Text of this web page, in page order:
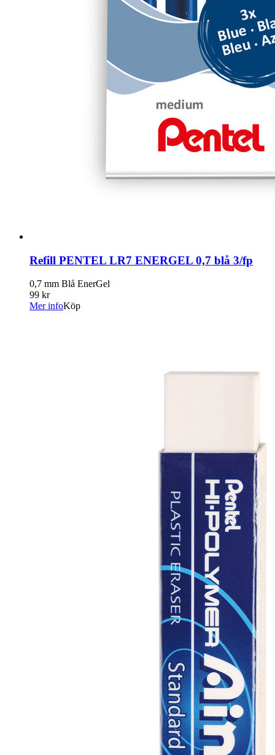
Refill PENTEL LR7 ENERGEL 0,7 blå 3/fp
0,7 mm Blå EnerGel
99 kr
Mer infoKöp